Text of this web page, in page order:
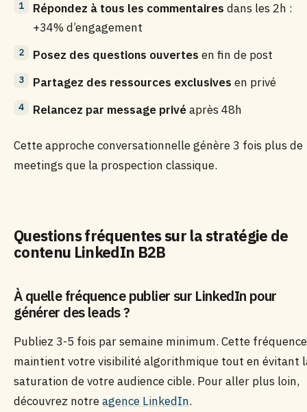
Répondez à tous les commentaires dans les 2h :
+34% d’engagement
Posez des questions ouvertes en fin de post
Partagez des ressources exclusives en privé
Relancez par message privéaprès 48h
Cette approche conversationnelle génère 3 fois plus de
meetings que la prospection classique.
Questions fréquentes sur la stratégie de
contenu LinkedIn B2B
À quelle fréquence publier sur LinkedIn pour
générer des leads ?
Publiez 3-5 fois par semaine minimum. Cette fréquence
maintient votre visibilité algorithmique tout en évitant
saturation de votre audience cible. Pour aller plus loin,
découvrez notreagence LinkedIn.